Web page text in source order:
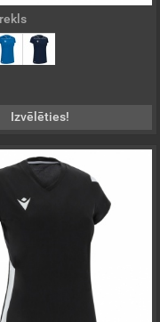
Izvēlēties!